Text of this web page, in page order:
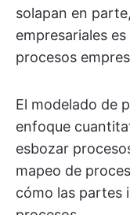
solapan en
empresariales
procesos
El modelado de
enfoque
esbozar
mapeo de
cómo las partes